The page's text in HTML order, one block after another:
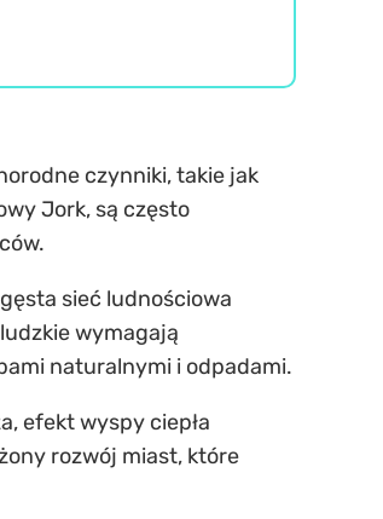
czynniki, takie jak
Jork, są często
sieć ludnościowa
wymagają
naturalnymi i odpadami.
efekt wyspy ciepła
rozwój miast, które